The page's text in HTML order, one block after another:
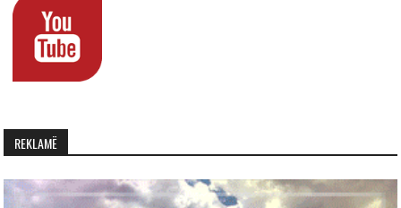
REKLAMË